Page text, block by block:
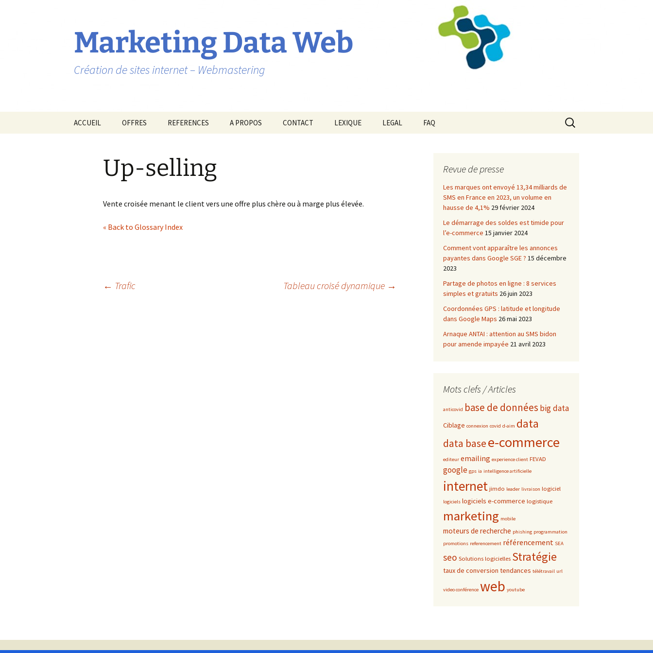
Marketing Data Web
Création de sites internet – Webmastering
ACCUEIL OFFRES REFERENCES A PROPOS CONTACT LEXIQUE LEGAL FAQ
Rechercher :
Up-selling
Vente croisée menant le client vers une offre plus chère ou à marge plus élevée.
« Back to Glossary Index
Navigation
← Trafic Tableau croisé dynamique →
Revue de presse
Les marques ont envoyé 13,34 milliards de
SMS en France en 2023, un volume en
hausse de 4,1% 29 février 2024
Le démarrage des soldes est timide pour
l’e-commerce 15 janvier 2024
Comment vont apparaître les annonces
payantes dans Google SGE ? 15 décembre
2023
Partage de photos en ligne : 8 services
simples et gratuits 26 juin 2023
Coordonnées GPS : latitude et longitude
dans Google Maps 26 mai 2023
Arnaque ANTAI : attention au SMS bidon
pour amende impayée 21 avril 2023
Mots clefs / Articles
anticovid base de données big data
Ciblage connexion covid d-aim data
data basee-commerce
editeur emailing experience client FEVAD
google gps ia intelligence artificielle
internetjimdo leader livraison logiciel
logiciels logiciels e-commerce logistique
marketing mobile
moteurs de recherche phishing programmation
promotions referencement référencement SEA
seo Solutions logicielles Stratégie
taux de conversion tendances télétravail url
video conférence web youtube